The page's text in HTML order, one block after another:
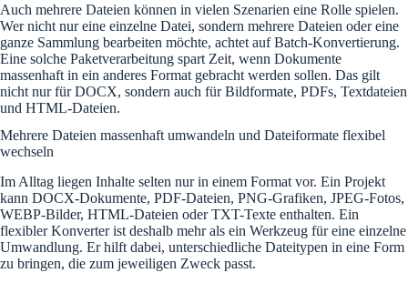
Auch mehrere Dateien können in vielen Szenarien eine Rolle spielen.
Wer nicht nur eine einzelne Datei, sondern mehrere Dateien oder eine
ganze Sammlung bearbeiten möchte, achtet auf Batch-Konvertierung.
Eine solche Paketverarbeitung spart Zeit, wenn Dokumente
massenhaft in ein anderes Format gebracht werden sollen. Das gilt
nicht nur für DOCX, sondern auch für Bildformate, PDFs, Textdateien
und HTML-Dateien.
Mehrere Dateien massenhaft umwandeln und Dateiformate flexibel
wechseln
Im Alltag liegen Inhalte selten nur in einem Format vor. Ein Projekt
kann DOCX-Dokumente, PDF-Dateien, PNG-Grafiken, JPEG-Fotos,
WEBP-Bilder, HTML-Dateien oder TXT-Texte enthalten. Ein
flexibler Konverter ist deshalb mehr als ein Werkzeug für eine einzelne
Umwandlung. Er hilft dabei, unterschiedliche Dateitypen in eine Form
zu bringen, die zum jeweiligen Zweck passt.